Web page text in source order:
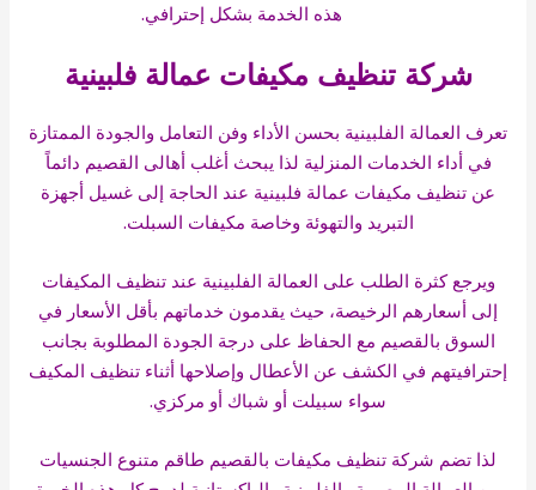
هذه الخدمة بشكل إحترافي.
شركة تنظيف مكيفات عمالة فلبينية
تعرف العمالة الفلبينية بحسن الأداء وفن التعامل والجودة الممتازة
في أداء الخدمات المنزلية لذا يبحث أغلب أهالى القصيم دائماً
عن تنظيف مكيفات عمالة فلبينية عند الحاجة إلى غسيل أجهزة
التبريد والتهوئة وخاصة مكيفات السبلت.
ويرجع كثرة الطلب على العمالة الفلبينية عند تنظيف المكيفات
إلى أسعارهم الرخيصة، حيث يقدمون خدماتهم بأقل الأسعار في
السوق بالقصيم مع الحفاظ على درجة الجودة المطلوبة بجانب
إحترافيتهم في الكشف عن الأعطال وإصلاحها أثناء تنظيف المكيف
سواء سبيلت أو شباك أو مركزي.
لذا تضم شركة تنظيف مكيفات بالقصيم طاقم متنوع الجنسيات